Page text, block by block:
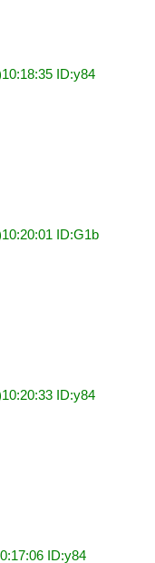
ID:y84
ID:G1b
ID:y84
ID:y84